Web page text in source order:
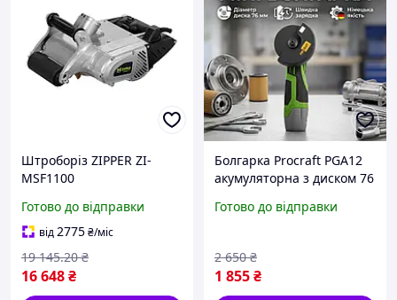
Штроборіз ZIPPER ZI-
MSF1100
різання бетону цегли
1100 Вт регулювання
глибини
Готово до відправки
від2775₴/міс
16 648₴
19 145.20 ₴
Болгарка Procraft PGA12
акумуляторна з диском 76
Агод для штроблення
акумулятором
Готово до відправки
1 855₴
2 650 ₴